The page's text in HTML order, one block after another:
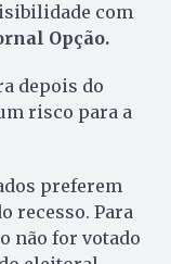
com
Opção.
depois do
risco para a
preferem
recesso. Para
não for votado